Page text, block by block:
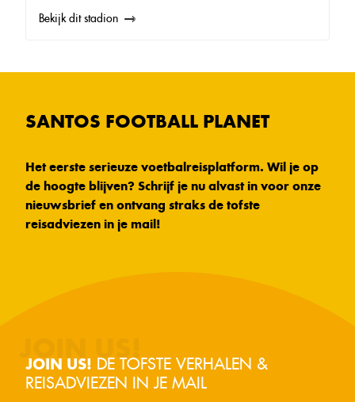
Bekijk dit stadion
SANTOS FOOTBALL PLANET
Het eerste serieuze voetbalreisplatform. Wil je op
de hoogte blijven? Schrijf je nu alvast in voor onze
nieuwsbrief en ontvang straks de tofste
reisadviezen in je mail!
JOIN US! DE TOFSTE VERHALEN &
REISADVIEZEN IN JE MAIL